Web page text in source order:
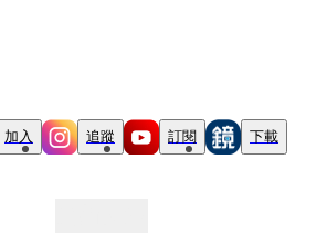
加入 追蹤 訂閱 下載